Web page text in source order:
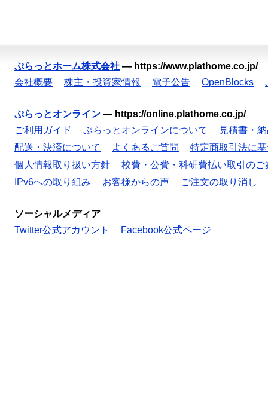
ぷらっとホーム株式会社 — https://www.plathome.co.jp/
会社概要
株主・投資家情報 電子公告 OpenBlocks
ぷらっとオンライン — https://online.plathome.co.jp/
ご利用ガイド
ぷらっとオンラインについて
見積書・
配送・決済について
よくあるご質問
特定商取引法に
個人情報取り扱い方針
校費・公費・科研費払い取引のご
IPv6への取り組み
お客様からの声 ご注文の取り消し
ソーシャルメディア
Twitter公式アカウント
Facebook公式ページ